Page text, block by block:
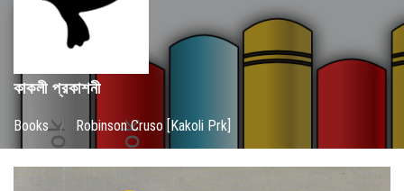
কাকলী প্রকাশনী
Books / Robinson Cruso [Kakoli Prk]